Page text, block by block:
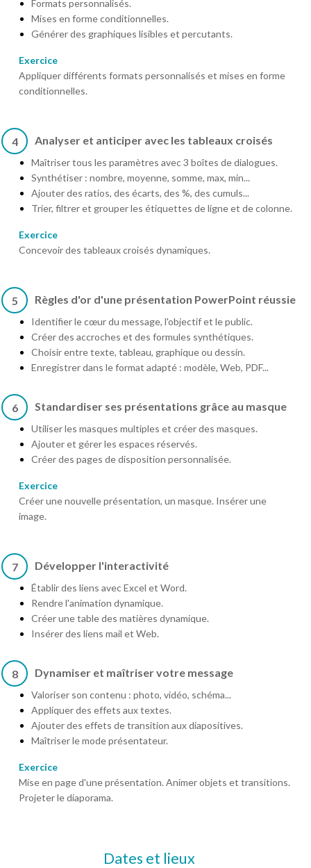
Formats personnalisés.
Mises en forme conditionnelles.
Générer des graphiques lisibles et percutants.
Exercice
Appliquer différents formats personnalisés et mises en forme
conditionnelles.
4 Analyser et anticiper avec les tableaux croisés
Maîtriser tous les paramètres avec 3 boîtes de dialogues.
Synthétiser : nombre, moyenne, somme, max, min...
Ajouter des ratios, des écarts, des %, des cumuls...
Trier, filtrer et grouper les étiquettes de ligne et de colonne.
Exercice
Concevoir des tableaux croisés dynamiques.
5 Règles d'or d'une présentation PowerPoint réussie
Identifier le cœur du message, l'objectif et le public.
Créer des accroches et des formules synthétiques.
Choisir entre texte, tableau, graphique ou dessin.
Enregistrer dans le format adapté : modèle, Web, PDF...
6 Standardiser ses présentations grâce au masque
Utiliser les masques multiples et créer des masques.
Ajouter et gérer les espaces réservés.
Créer des pages de disposition personnalisée.
Exercice
Créer une nouvelle présentation, un masque. Insérer une
image.
7 Développer l'interactivité
Établir des liens avec Excel et Word.
Rendre l'animation dynamique.
Créer une table des matières dynamique.
Insérer des liens mail et Web.
8 Dynamiser et maîtriser votre message
Valoriser son contenu : photo, vidéo, schéma...
Appliquer des effets aux textes.
Ajouter des effets de transition aux diapositives.
Maîtriser le mode présentateur.
Exercice
Mise en page d'une présentation. Animer objets et transitions.
Projeter le diaporama.
Dates et lieux